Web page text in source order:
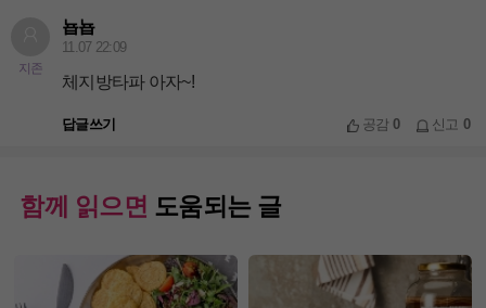
지존
뇹뇹
11.07 22:09
체지방타파 아자~!
답글쓰기 공감0 신고 0
함께 읽으면 도움되는 글